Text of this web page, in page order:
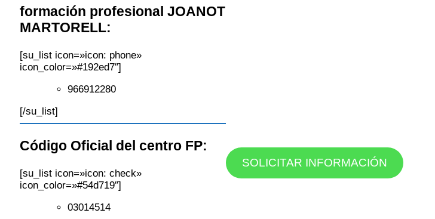
formación profesional JOANOT
MARTORELL:
[su_list icon=»icon: phone»
icon_color=»#192ed7″]
966912280
[/su_list]
Código Oficial del centro FP:
[su_list icon=»icon: check»
icon_color=»#54d719″]
03014514
SOLICITAR INFORMACIÓN